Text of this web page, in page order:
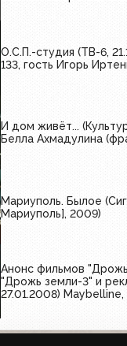
О.С.П.-студия (ТВ-6,
133, гость Игорь
И дом живёт...
Белла Ахмадулина
Мариуполь. Былое
Мариуполь], 2009)
Анонс фильмов
"Дрожь земли-3" и
27.01.2008) Maybelline,